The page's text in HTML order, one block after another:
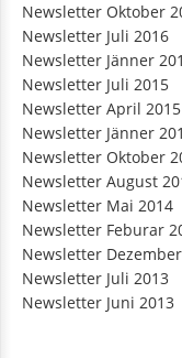
Newsletter Oktober
Newsletter Juli 2016
Newsletter Jänner
Newsletter Juli 2015
Newsletter April 2015
Newsletter Jänner
Newsletter Oktober
Newsletter August
Newsletter Mai 2014
Newsletter Feburar
Newsletter
Newsletter Juli 2013
Newsletter Juni 2013